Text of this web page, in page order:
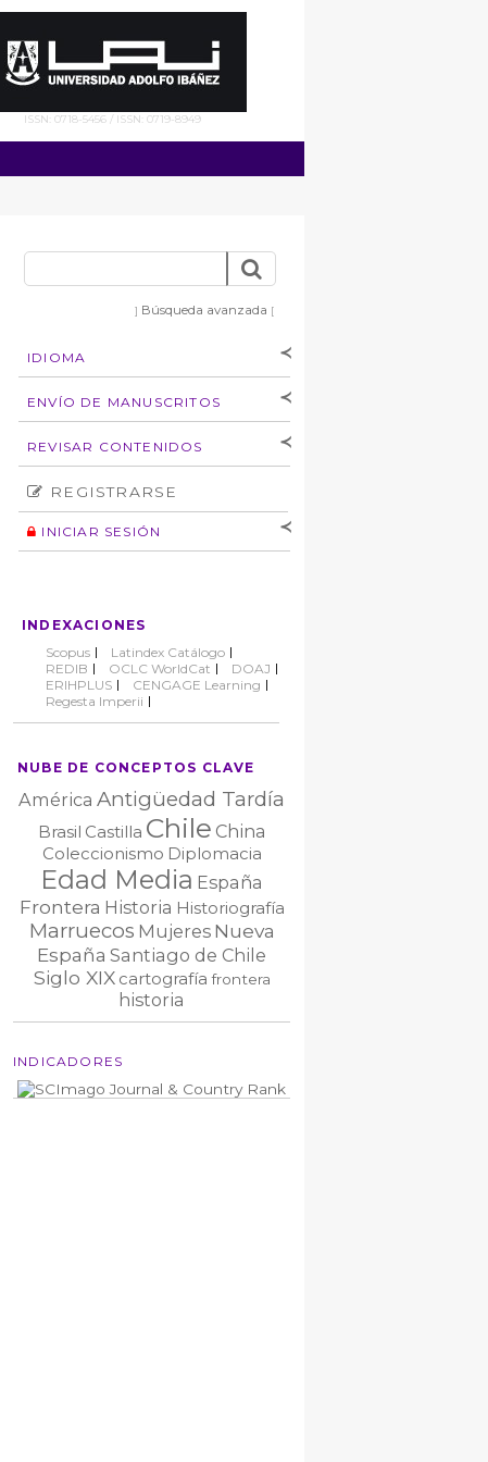
ISSN: 0718-5456 / ISSN: 0719-8949
] Búsqueda avanzada [
IDIOMA
[Español ] [English]
ENVÍO DE MANUSCRITOS
autores
Derechos de autoría
Normas éticas
REVISAR CONTENIDOS
Número
Autor
REGISTRARSE
INICIAR SESIÓN
INDEXACIONES
Scopus
Latindex Catálogo
REDIB
OCLC WorldCat
DOAJ
ERIHPLUS
CENGAGE Learning
Regesta Imperii
NUBE DE CONCEPTOS CLAVE
América Antigüedad Tardía
Brasil Castilla Chile China
Coleccionismo Diplomacia
Edad Media España
Frontera Historia Historiografía
Marruecos Mujeres Nueva
España Santiago de Chile
Siglo XIX cartografía frontera
historia
INDICADORES